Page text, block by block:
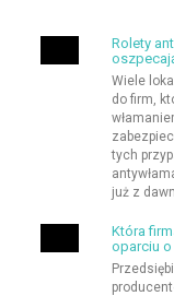
Rolety
Wiele
do firm,
tych
już z
Która
oparciu